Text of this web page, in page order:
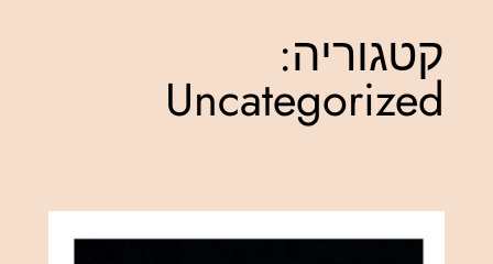
קטגוריה:
Uncategorized